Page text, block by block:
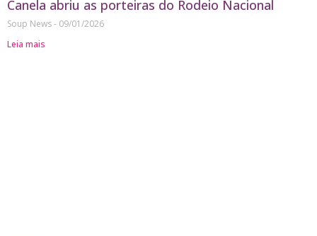
Canela abriu as porteiras do Rodeio Nacional
Soup News
09/01/2026
Leia mais